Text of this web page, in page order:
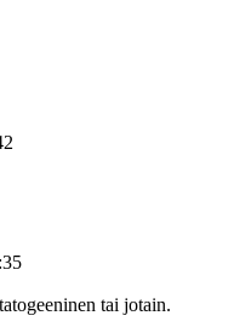
tai jotain.